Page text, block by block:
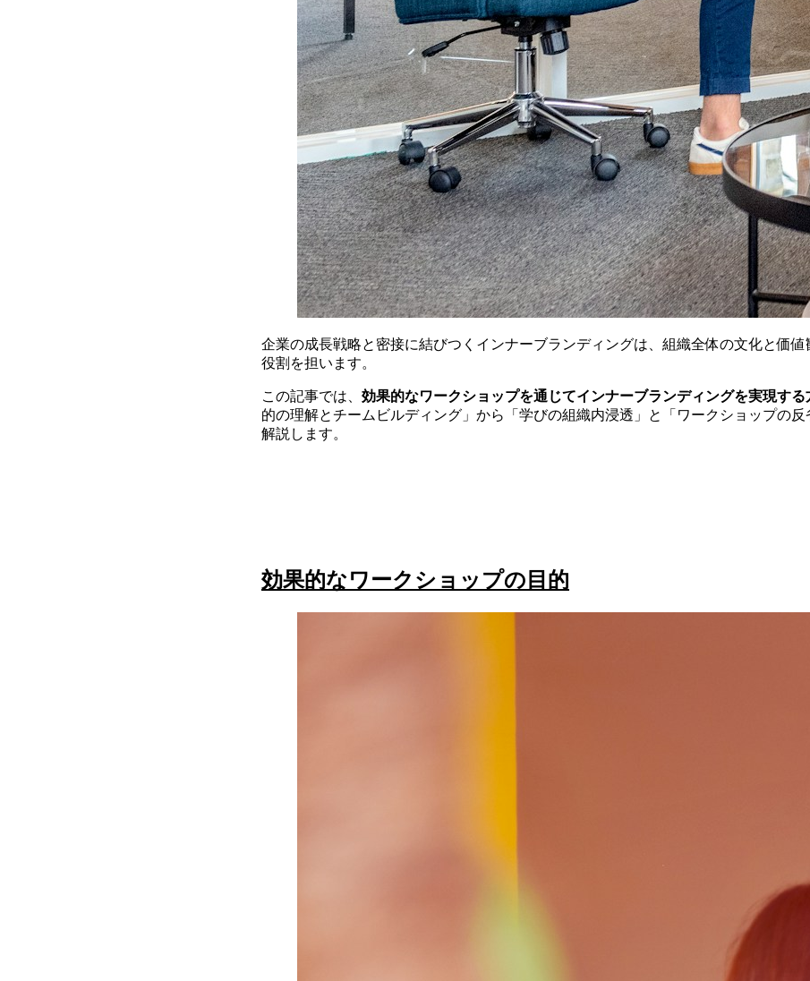
企業の成長戦略と密接に結びつくインナーブランディングは、組織全体の文化と価
役割を担います。
この記事では、 効果的なワークショップを通じてインナーブランディングを実現する
的の理解とチームビルディング」から「学びの組織内浸透」と「ワークショップの反
解説します。
効果的なワークショップの目的